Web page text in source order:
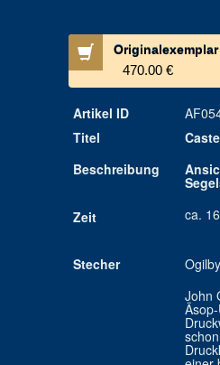
470.00 €
Artikel ID
Titel
Beschreibung
Zeit
ca.
Stecher
John